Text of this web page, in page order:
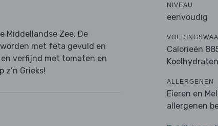
Middellandse Zee. De
met feta gevuld en
verfijnd met tomaten en
z’n Grieks!
NIVEAU
eenvoudig
Calorieën
ALLERGENEN
Eieren en
allergenen